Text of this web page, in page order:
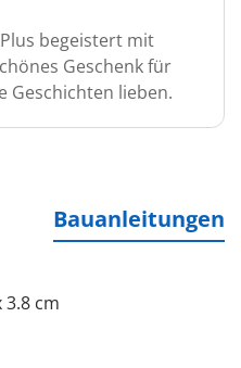
Plus begeistert mit
Geschenk für
Geschichten lieben.
Bauanleitungen
3.8 cm